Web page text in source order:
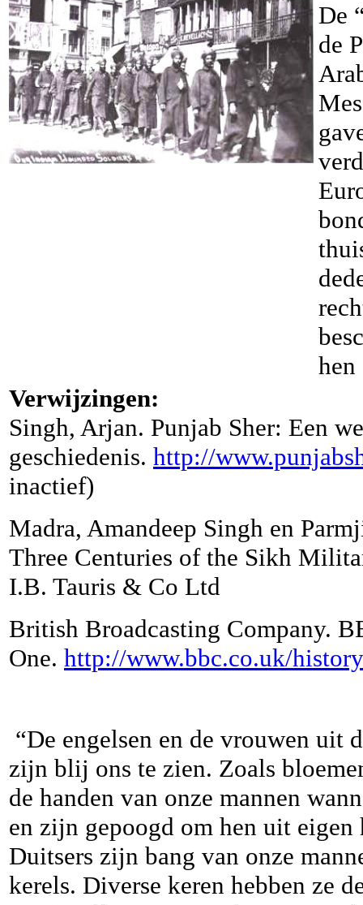
De
de
Verwijzingen:
Singh, Arjan. Punjab Sher: Een
geschiedenis. http://
inactief)
Madra, Amandeep Singh en
Three Centuries of the Sikh
I.B. Tauris & Co Ltd
British Broadcasting Company.
One. http://www.bbc.co.uk/
“De engelsen en de vrouwen uit
zijn blij ons te zien. Zoals
de handen van onze mannen
en zijn gepoogd om hen uit eigen
Duitsers zijn bang van onze
kerels. Diverse keren hebben ze